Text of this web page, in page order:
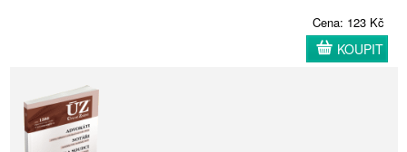
Cena: 123 Kč
KOUPIT